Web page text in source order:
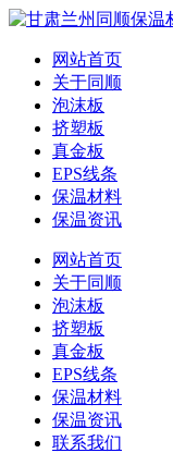
网站首页
关于同顺
泡沫板
挤塑板
真金板
EPS线条
保温材料
保温资讯
网站首页
关于同顺
泡沫板
挤塑板
真金板
EPS线条
保温材料
保温资讯
联系我们